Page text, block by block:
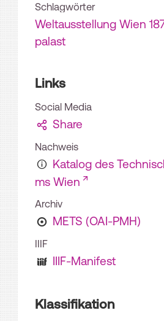
Schlagwörter
Weltausstellung Wien
palast
Links
Social Media
Share
Nachweis
Katalog des
ms Wien
Archiv
METS (OAI-PMH)
IIIF
IIIF-Manifest
Klassifikation